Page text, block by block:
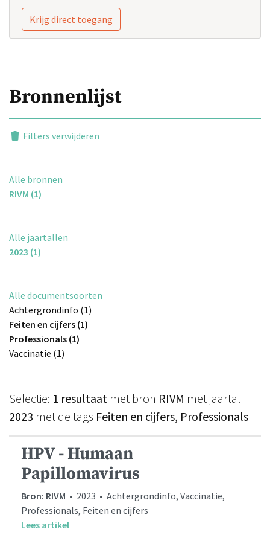
Krijg direct toegang
Bronnenlijst
Filters verwijderen
Alle bronnen
RIVM (1)
Alle jaartallen
2023 (1)
Alle documentsoorten
Achtergrondinfo (1)
Feiten en cijfers (1)
Professionals (1)
Vaccinatie (1)
Selectie: 1 resultaat met bron RIVM met jaartal
2023 met de tags Feiten en cijfers, Professionals
HPV - Humaan
Papillomavirus
Bron: RIVM • 2023 • Achtergrondinfo, Vaccinatie,
Professionals, Feiten en cijfers
Lees artikel